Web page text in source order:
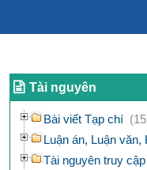
Tài nguyên
Bài viết Tạp chí
Luận án, Luận văn,
Tài nguyên truy